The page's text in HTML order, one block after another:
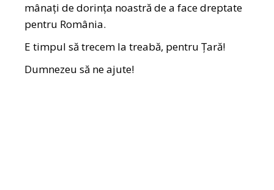
mânați de dorința noastră de a face dreptate
pentru România.
E timpul să trecem la treabă, pentru Țară!
Dumnezeu să ne ajute!